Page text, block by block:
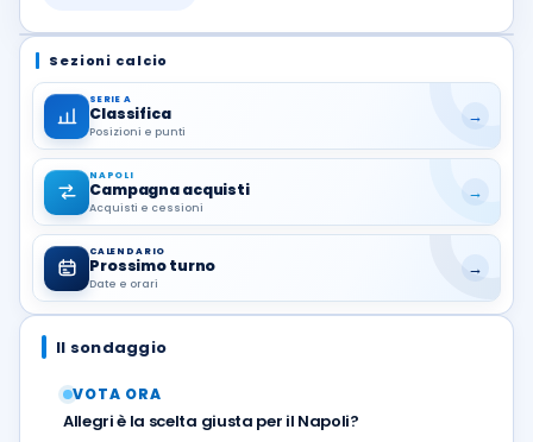
Sezioni calcio
SERIE A
Classifica
Posizioni e punti
→
NAPOLI
Campagna acquisti
Acquisti e cessioni
→
CALENDARIO
Prossimo turno
Date e orari
→
Il sondaggio
VOTA ORA
Allegri è la scelta giusta per il Napoli?